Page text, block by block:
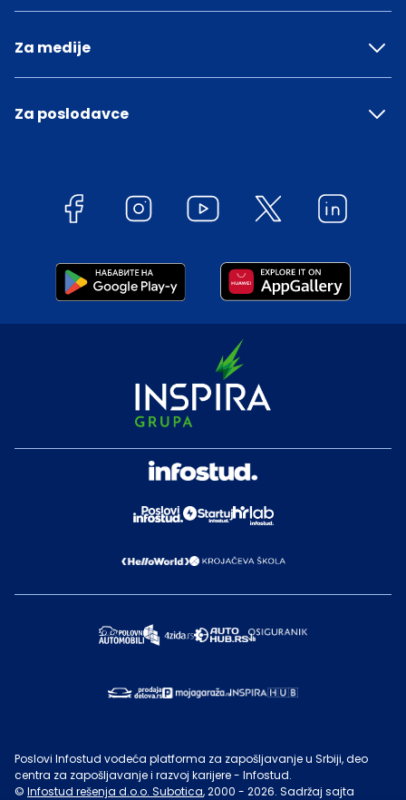
Za medije
Za poslodavce
Poslovi Infostud vodeća platforma za zapošljavanje u Srbiji, deo
centra za zapošljavanje i razvoj karijere - Infostud.
© Infostud rešenja d.o.o. Subotica, 2000 - 2026. Sadržaj sajta